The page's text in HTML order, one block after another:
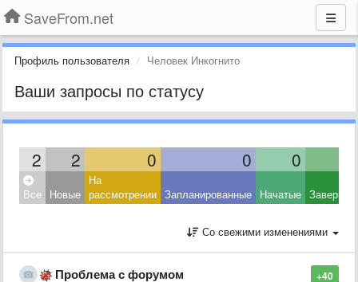
SaveFrom.net
Профиль пользователя Человек Инкогнито
Ваши запросы по статусу
2 2 0 0 0
Все Новые
На
рассмотрении Запланированные Начатые
Со свежими изменениями
+40
Проблема с форумом